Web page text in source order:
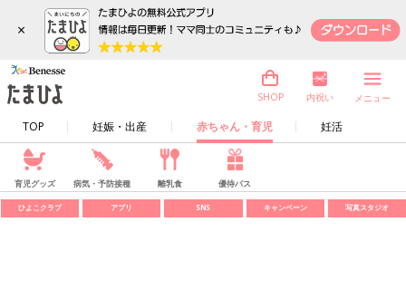
×
TOP 妊娠・出産 赤ちゃん・育児 妊活
SHOP 内祝い メニュー
育児グッズ 病気・予防接種 離乳食 優待パス
ひよこクラブ アプリ SNS キャンペーン 写真スタジオ